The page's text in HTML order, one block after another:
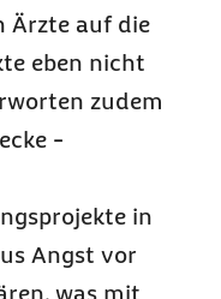
Ärzte auf die
eben nicht
zudem
-
in
Angst vor
was mit